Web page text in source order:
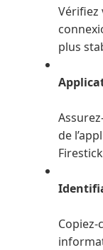
Vérifiez
plus
de